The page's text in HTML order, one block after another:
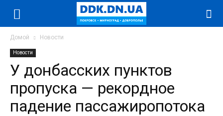
Домой Новости
Новости
У донбасских пунктов
пропуска — рекордное
падение пассажиропотока